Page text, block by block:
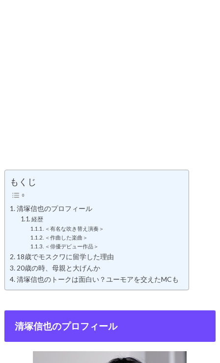
もくじ
清塚信也のプロフィール
経歴
＜有名な吹き替え演奏＞
＜作曲した楽曲＞
＜俳優デビュー作品＞
18歳でモスクワに留学した理由
20歳の時、母親と大げんか
清塚信也のトークは面白い？ユーモアを交えたMCも
清塚信也のプロフィール